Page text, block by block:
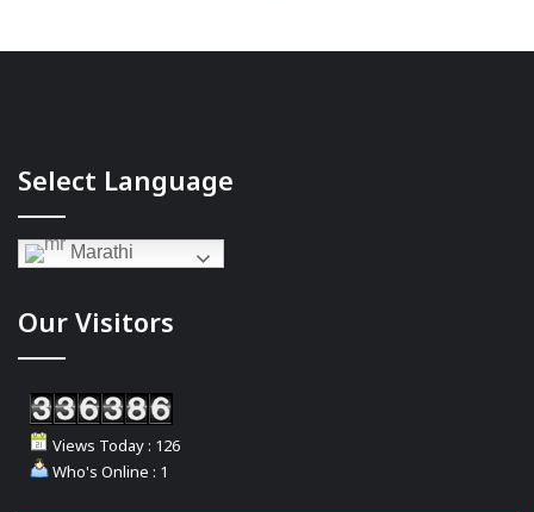
Select Language
Marathi
Our Visitors
Views Today : 126
Who's Online : 1